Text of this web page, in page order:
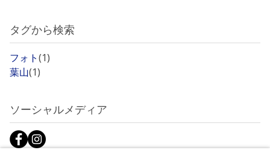
タグから検索
フォト(1)
葉山(1)
ソーシャルメディア